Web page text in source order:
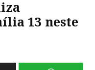
13 neste